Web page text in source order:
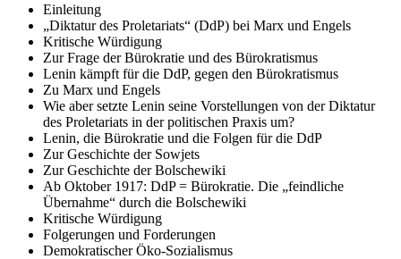
Einleitung
„Diktatur des Proletariats“ (DdP) bei Marx und Engels
Kritische Würdigung
Zur Frage der Bürokratie und des Bürokratismus
Lenin kämpft für die DdP, gegen den Bürokratismus
Zu Marx und Engels
Wie aber setzte Lenin seine Vorstellungen von der Diktatur
des Proletariats in der politischen Praxis um?
Lenin, die Bürokratie und die Folgen für die DdP
Zur Geschichte der Sowjets
Zur Geschichte der Bolschewiki
Ab Oktober 1917: DdP = Bürokratie. Die „feindliche
Übernahme“ durch die Bolschewiki
Kritische Würdigung
Folgerungen und Forderungen
Demokratischer Öko-Sozialismus